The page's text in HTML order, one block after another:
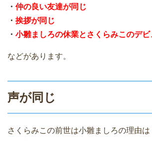
・ 仲の良い友達が同じ
・ 挨拶が同じ
・ 小雛ましろの休業とさくらみこのデ
などがあります。
声が同じ
さくらみこの前世は小雛ましろの理由